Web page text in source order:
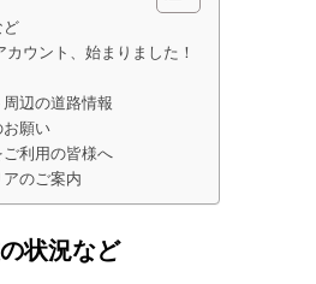
ウント、始まりました！
辺の道路情報
願い
利用の皆様へ
のご案内
状況など